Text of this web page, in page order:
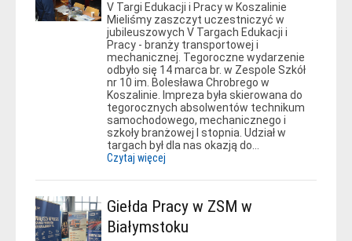
V Targi Edukacji i Pracy w Koszalinie
Mieliśmy zaszczyt uczestniczyć w
jubileuszowych V Targach Edukacji i
Pracy - branży transportowej i
mechanicznej. Tegoroczne wydarzenie
odbyło się 14 marca br. w Zespole Szkół
nr 10 im. Bolesława Chrobrego w
Koszalinie. Impreza była skierowana do
tegorocznych absolwentów technikum
samochodowego, mechanicznego i
szkoły branżowej I stopnia. Udział w
targach był dla nas okazją do…
Czytaj więcej
Giełda Pracy w ZSM w
Białymstoku